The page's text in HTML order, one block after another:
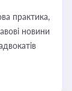
практика,
новини